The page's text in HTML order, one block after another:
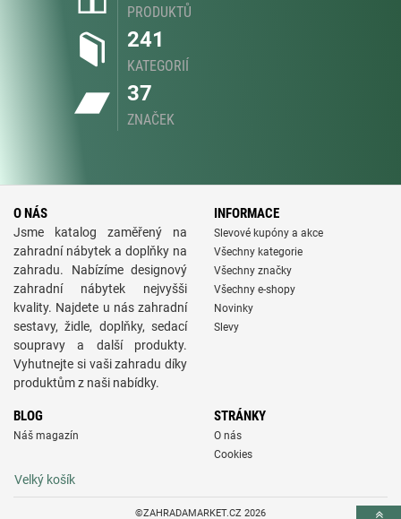
PRODUKTŮ
241
KATEGORIÍ
37
ZNAČEK
O NÁS
Jsme katalog zaměřený na
zahradní nábytek a doplňky na
zahradu. Nabízíme designový
zahradní nábytek nejvyšši
kvality. Najdete u nás zahradní
sestavy, židle, doplňky, sedací
soupravy a další produkty.
Vyhutnejte si vaši zahradu díky
produktům z naši nabídky.
INFORMACE
Slevové kupóny a akce
Všechny kategorie
Všechny značky
Všechny e-shopy
Novinky
Slevy
BLOG
Náš magazín
STRÁNKY
O nás
Cookies
Velký košík
©ZAHRADAMARKET.CZ 2026